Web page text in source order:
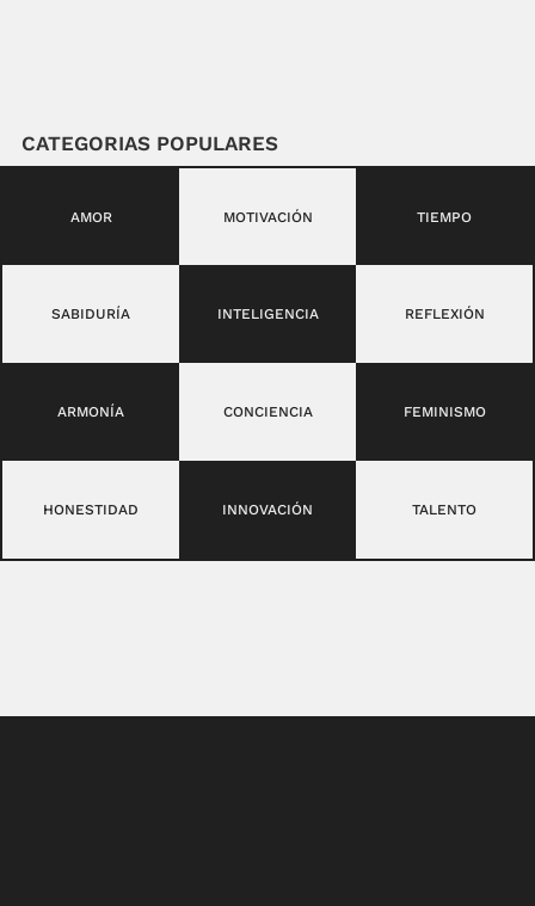
CATEGORIAS POPULARES
AMOR MOTIVACIÓN TIEMPO
SABIDURÍA INTELIGENCIA REFLEXIÓN
ARMONÍA CONCIENCIA FEMINISMO
HONESTIDAD INNOVACIÓN TALENTO